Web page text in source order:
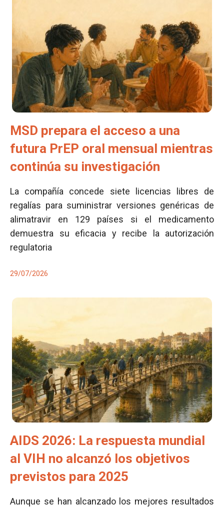
MSD prepara el acceso a una
futura PrEP oral mensual mientras
continúa su investigación
La compañía concede siete licencias libres de
regalías para suministrar versiones genéricas de
alimatravir en 129 países si el medicamento
demuestra su eficacia y recibe la autorización
regulatoria
29/07/2026
AIDS 2026: La respuesta mundial
al VIH no alcanzó los objetivos
previstos para 2025
Aunque se han alcanzado los mejores resultados